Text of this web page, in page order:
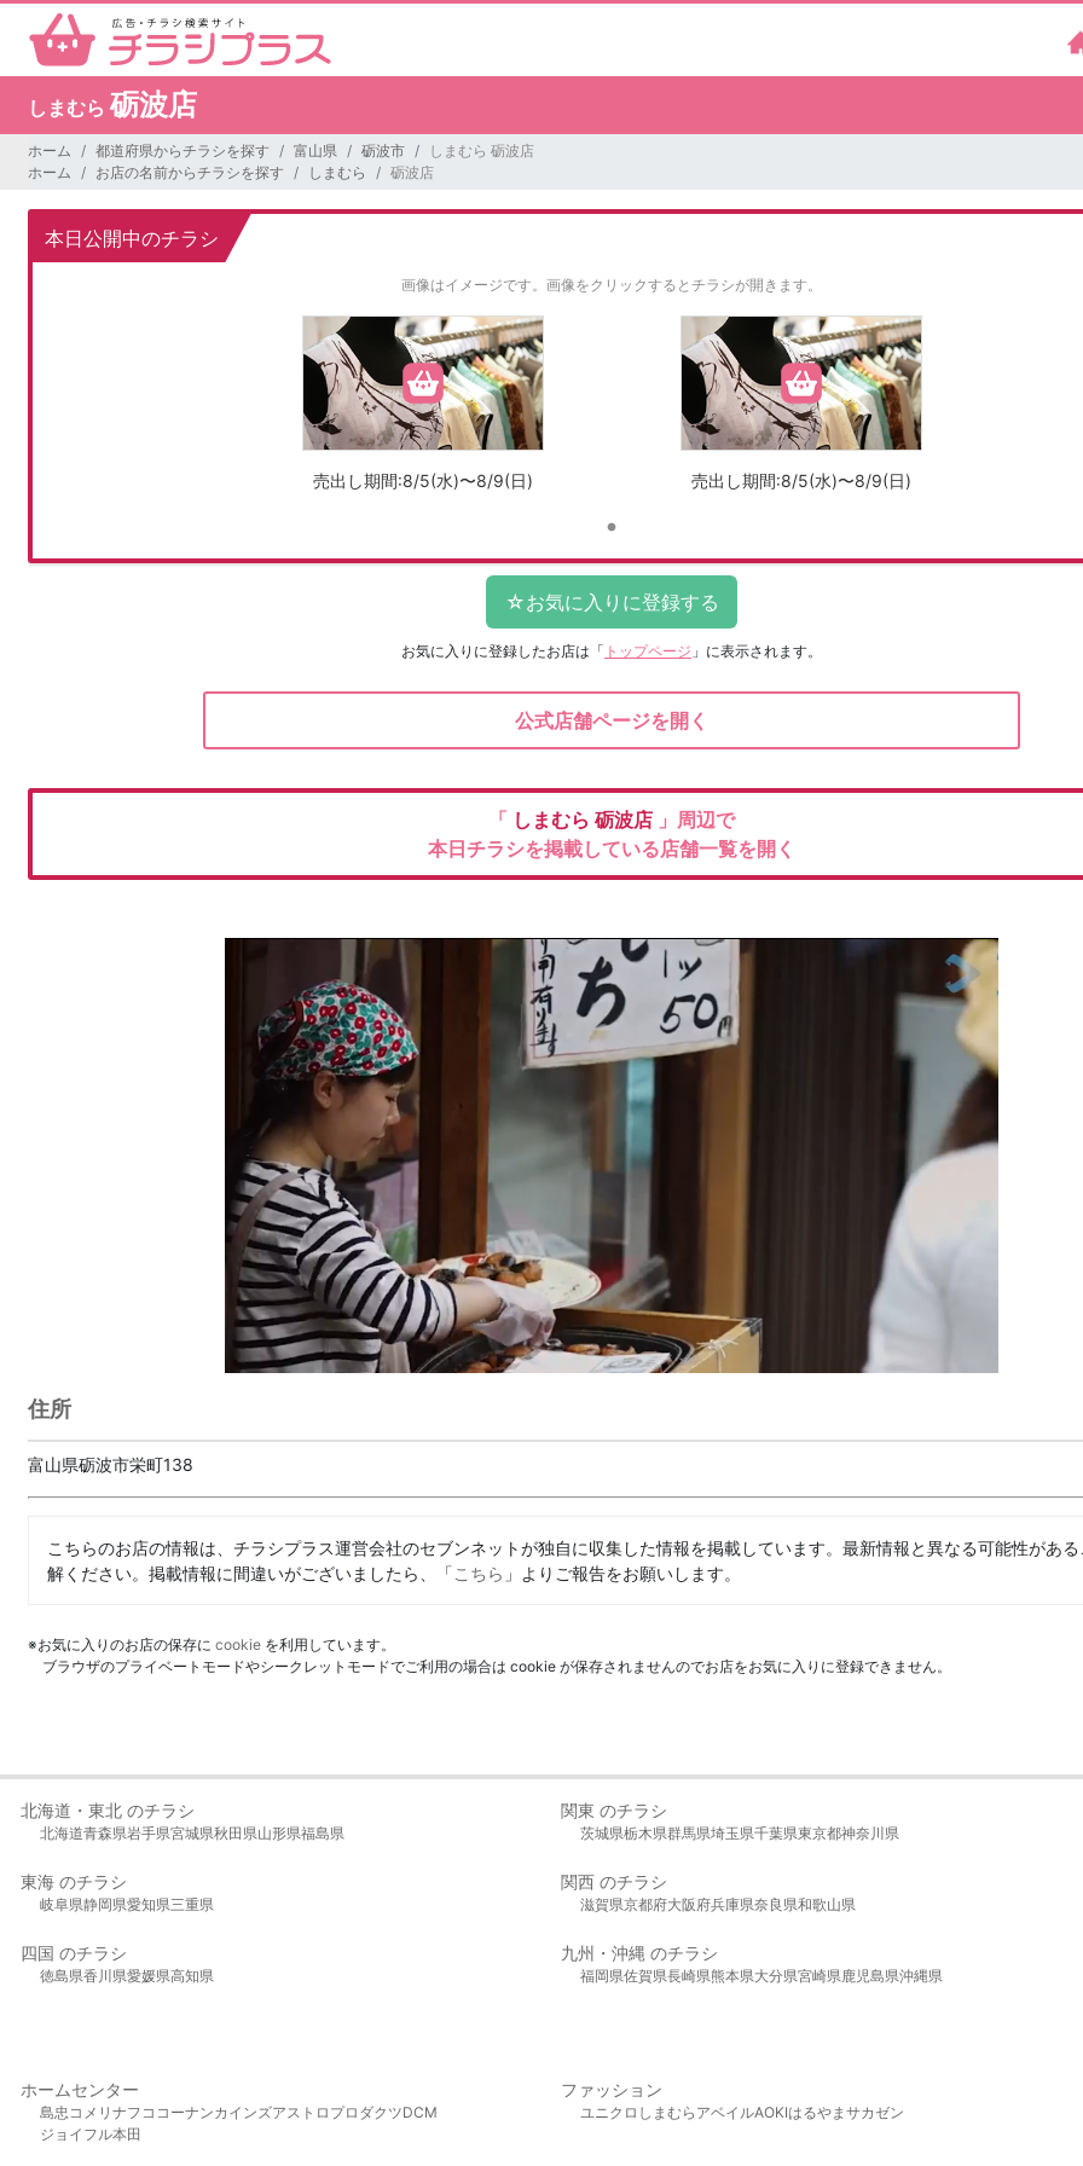
しまむら砺波店
ホーム 都道府県からチラシを探す 富山県 砺波市
しまむら 砺波店
ホーム
お店の名前からチラシを探す しまむら 砺波店
本日公開中のチラシ
画像はイメージです。 画像をクリックするとチラシが開きます。
売出し期間:8/5(水)〜8/9(日) 売出し期間:8/5(水)〜8/9(日)
お気に入りに登録したお店は 「 トップページ 」に表示されます。
公式店舗ページを開く
「 しまむら 砺波店 」周辺で
本日チラシを掲載している店舗一覧を開く
住所
富山県砺波市栄町138
こちらのお店の情報は、チラシプラス運営会社のセブンネットが独自に収集した情報を掲載しています。最新情報と異なる可能性があ
解ください。掲載情報に間違いがございましたら、「こちら 」よりご報告をお願いします。
※お気に入りのお店の保存に cookie を利用しています。
ブラウザのプライベートモードやシークレットモードでご利用の場合は cookie が保存されませんのでお店をお気に入りに登録できません。
北海道・東北 のチラシ
北海道青森県岩手県宮城県秋田県山形県福島県
関東 のチラシ
茨城県栃木県群馬県埼玉県千葉県東京都神奈川県
東海 のチラシ
岐阜県静岡県愛知県三重県
関西 のチラシ
滋賀県京都府大阪府兵庫県奈良県和歌山県
四国 のチラシ
徳島県香川県愛媛県高知県
九州・沖縄 のチラシ
福岡県佐賀県長崎県熊本県大分県宮崎県鹿児島県沖縄県
ホームセンター
島忠 コメリ ナフコ コーナンカインズアストロプロダクツDCM
ジョイフル本田
ファッション
ユニクロ しまむら アベイルAOKIはるやま サカゼン